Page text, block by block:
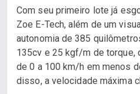
Com seu primeiro lote já
Zoe E-Tech, além de um
autonomia de 385
135cv e 25 kgf/m de torque,
de 0 a 100 km/h em menos
disso, a velocidade máxima